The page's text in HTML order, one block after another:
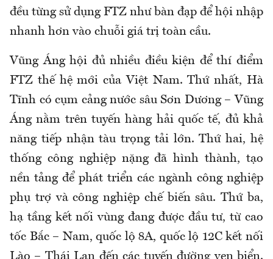
đều từng sử dụng FTZ như bàn đạp để hội nhập
nhanh hơn vào chuỗi giá trị toàn cầu.
Vũng Áng hội đủ nhiều điều kiện để thí điểm
FTZ thế hệ mới của Việt Nam. Thứ nhất, Hà
Tĩnh có cụm cảng nước sâu Sơn Dương – Vũng
Áng nằm trên tuyến hàng hải quốc tế, đủ khả
năng tiếp nhận tàu trọng tải lớn. Thứ hai, hệ
thống công nghiệp nặng đã hình thành, tạo
nền tảng để phát triển các ngành công nghiệp
phụ trợ và công nghiệp chế biến sâu. Thứ ba,
hạ tầng kết nối vùng đang được đầu tư, từ cao
tốc Bắc – Nam, quốc lộ 8A, quốc lộ 12C kết nối